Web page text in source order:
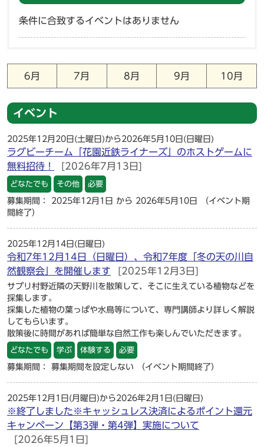
条件に合致するイベントはありません
6月 7月 8月 9月 10月
イベント
2025年12月20日(土曜日)から2026年5月10日(日曜日)
ラグビーチーム「花園近鉄ライナーズ」のホストゲームに
無料招待！
[2026年7月13日]
どなたでも その他 必要
募集期間： 2025年12月1日 から 2026年5月10日
（イベント期
間終了）
2025年12月14日(日曜日)
令和7年12月14日（日曜日）、令和7年度「冬の天の川自
然観察会」を開催します
[2025年12月3日]
サプリ村野近隣の天野川を散策して、そこに生えている植物などを
採集します。
採集した植物の葉っぱや水鳥等について、専門講師より詳しく解説
してもらいます。
散策後に時間があれば簡単な自然工作も楽しんでいただきます。
どなたでも 学ぶ 体験する 必要
募集期間： 募集期間を設定しない （イベント期間終了）
2025年12月1日(月曜日)から2026年2月1日(日曜日)
※終了しました※キャッシュレス決済によるポイント還元
キャンペーン【第3弾・第4弾】実施について
[2026年5月1日]